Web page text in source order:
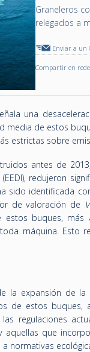
Graneleros
relegados a
Enviar a un
Compartir en
una
media de estos
estrictas sobre
antes de
redujeron
sido identificada
de valoración de
buques, más
máquina. Esto
la expansión de
de estos buques,
regulaciones
aquellas que
normativas